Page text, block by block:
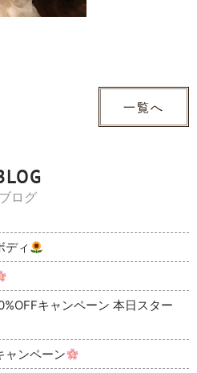
一覧へ
ブログ
ディ
キャンペーン 本日スター
ャンペーン